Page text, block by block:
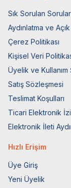
Sık Sorulan Sorular
Aydınlatma ve
Çerez Politikası
Kişisel Veri
Üyelik ve Kullanım
Satış Sözleşmesi
Teslimat Koşulları
Ticari Elektronik
Elektronik İleti
Hızlı Erişim
Üye Giriş
Yeni Üyelik